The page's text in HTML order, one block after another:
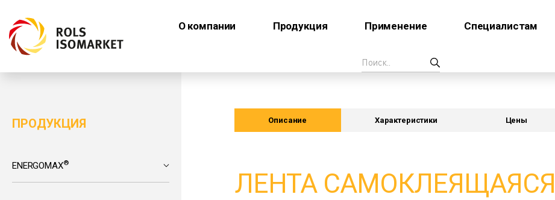
О компании Продукция Применение Специалистам
ПРОДУКЦИЯ
ENERGOMAX®
Описание Характеристики Цены
ЛЕНТА САМОКЛЕЯЩАЯСЯ